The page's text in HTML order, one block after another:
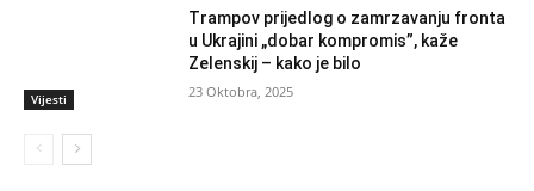
Vijesti
Trampov prijedlog o zamrzavanju fronta
u Ukrajini „dobar kompromis”, kaže
Zelenskij – kako je bilo
23 Oktobra, 2025